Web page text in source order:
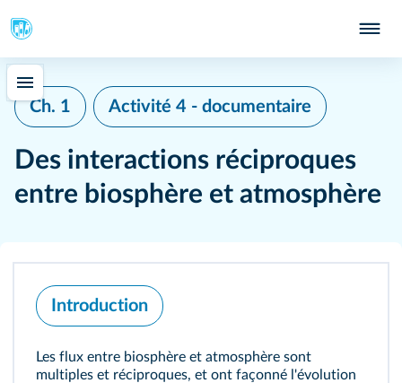
Ch. 1 Activité 4 - documentaire
Des interactions réciproques
entre biosphère et atmosphère
Introduction
Les flux entre biosphère et atmosphère sont
multiples et réciproques, et ont façonné l'évolution